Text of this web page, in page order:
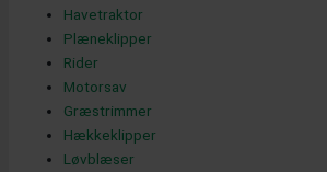
Havetraktor
Plæneklipper
Rider
Motorsav
Græstrimmer
Hækkeklipper
Løvblæser